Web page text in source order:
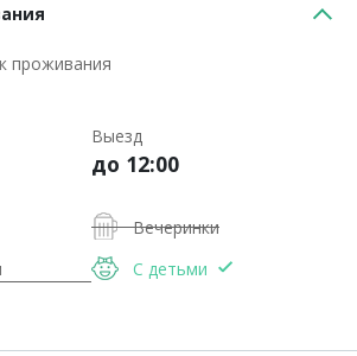
проживания
Выезд
до 12:00
Вечеринки
С детьми